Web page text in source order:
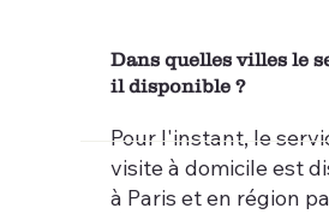
Dans quelles villes le
il disponible ?
Pour l'instant, le
visite à domicile est
à Paris et en région